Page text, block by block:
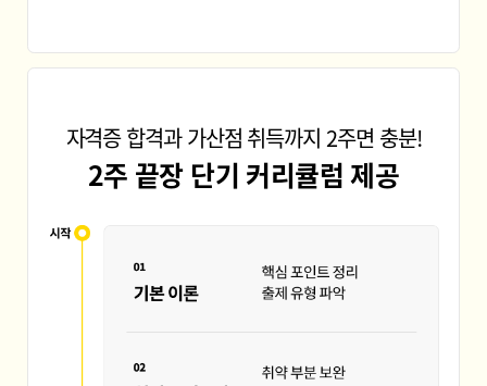
자격증 합격과 가산점 취득까지 2주면 충분!
2주 끝장 단기 커리큘럼 제공